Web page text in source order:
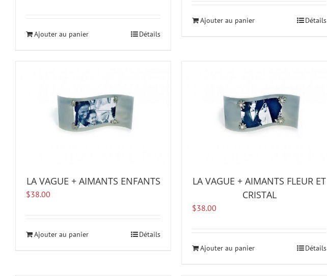
Ajouter au panier Détails
Ajouter au panier Détails
LA VAGUE + AIMANTS ENFANTS
$38.00
Ajouter au panier Détails
LA VAGUE + AIMANTS FLEUR ET
CRISTAL
$38.00
Ajouter au panier Détails